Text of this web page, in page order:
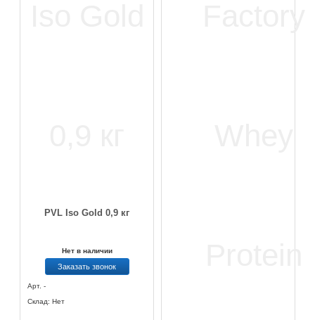
PVL Iso Gold 0,9 кг
Нет в наличии
Заказать звонок
Арт. -
Склад: Нет